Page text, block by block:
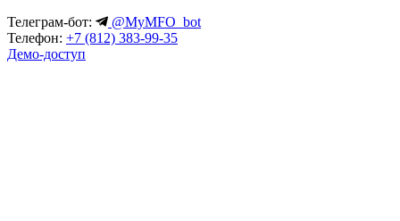
Телеграм-бот:
@MyMFO_bot
Телефон: +7 (812) 383-99-35
Демо-доступ